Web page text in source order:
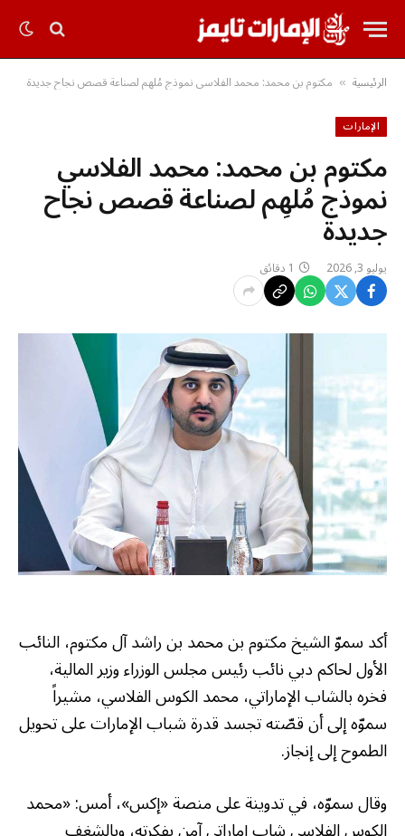
الرئيسية » مكتوم بن محمد: محمد الفلاسي نموذج مُلهِم لصناعة قصص نجاح جديدة
الإمارات
مكتوم بن محمد: محمد الفلاسي
نموذج مُلهِم لصناعة قصص نجاح
جديدة
يوليو 3, 2026 1 دقائق
أكد سموّ الشيخ مكتوم بن محمد بن راشد آل مكتوم، النائب
الأول لحاكم دبي نائب رئيس مجلس الوزراء وزير المالية،
فخره بالشاب الإماراتي، محمد الكوس الفلاسي، مشيراً
سموّه إلى أن قصّته تجسد قدرة شباب الإمارات على تحويل
الطموح إلى إنجاز.
وقال سموّه، في تدوينة على منصة «إكس»، أمس: «محمد